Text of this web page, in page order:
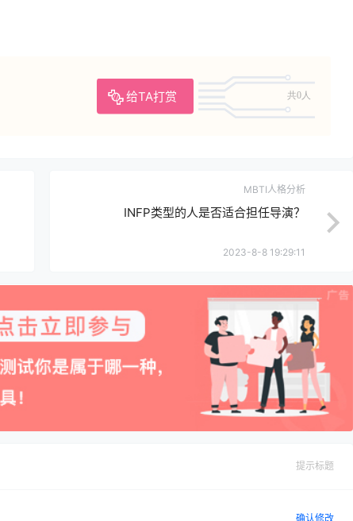
给TA打赏 共0人
MBTI人格分析
INFP类型的人是否适合担任导演？
2023-8-8 19:29:11
提示标题
确认修改